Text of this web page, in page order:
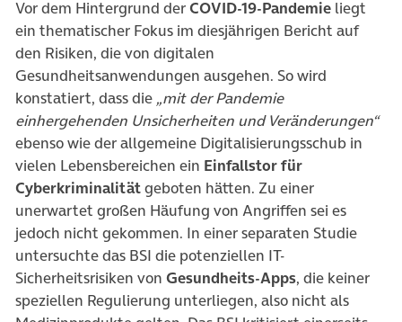
Vor dem Hintergrund derCOVID-19-Pandemie liegt
ein thematischer Fokus im diesjährigen Bericht auf
den Risiken, die von digitalen
Gesundheitsanwendungen ausgehen. So wird
konstatiert, dass die „mit der Pandemie
einhergehenden Unsicherheiten und Veränderungen“
ebenso wie der allgemeine Digitalisierungsschub in
vielen Lebensbereichen ein Einfallstor für
Cyberkriminalitätgeboten hätten. Zu einer
unerwartet großen Häufung von Angriffen sei es
jedoch nicht gekommen. In einer separaten Studie
untersuchte das BSI die potenziellen IT-
Sicherheitsrisiken von Gesundheits-Apps, die keiner
speziellen Regulierung unterliegen, also nicht als